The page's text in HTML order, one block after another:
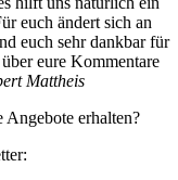
euch ändert sich an
euch sehr dankbar für
eure Kommentare
Mattheis
Angebote erhalten?